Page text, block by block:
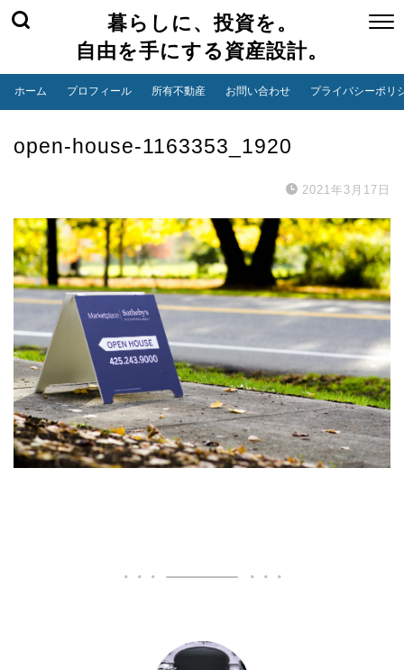
暮らしに、投資を。
自由を手にする資産設計。
ホーム プロフィール 所有不動産 お問い合わせ プライバシーポリ
open-house-1163353_1920
2021年3月17日